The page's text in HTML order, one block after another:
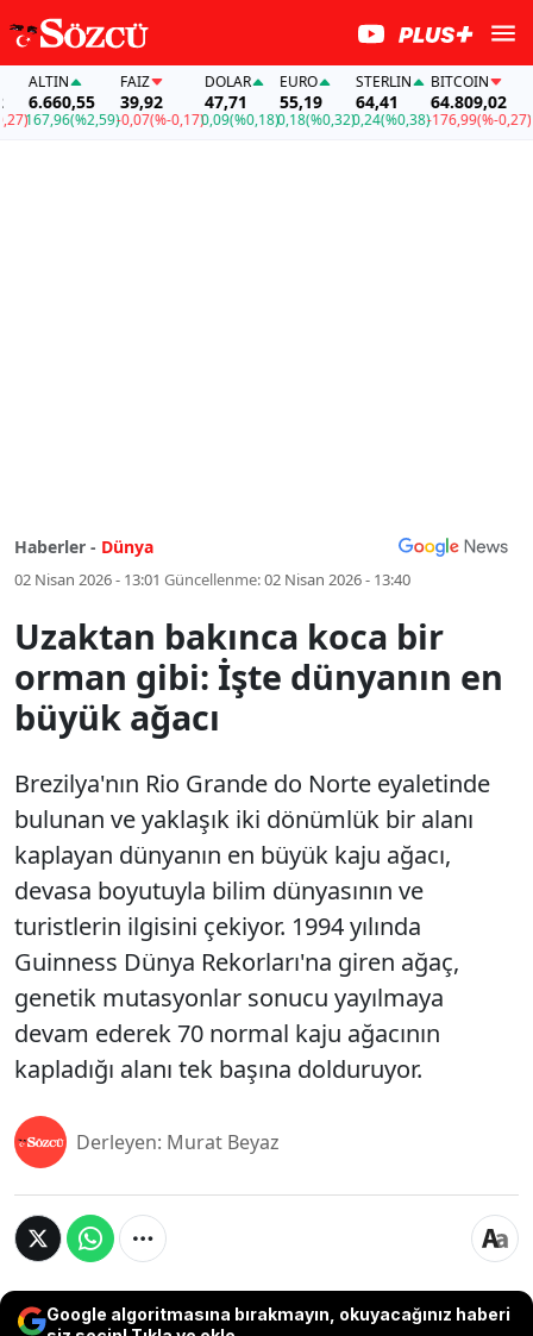
ALTIN
6.660,55
167,96(%2,59)
FAİZ
39,92
-0,07(%-0,17)
DOLAR
47,71
0,09(%0,18)
EURO
55,19
0,18(%0,32)
STERLIN
64,41
0,24(%0,38)
BITCOIN
64.809,02
-176,99(%-0,27)
Haberler - Dünya
02 Nisan 2026 - 13:01 Güncellenme:02 Nisan 2026 - 13:40
Uzaktan bakınca koca bir
orman gibi: İşte dünyanın en
büyük ağacı
Brezilya'nın Rio Grande do Norte eyaletinde
bulunan ve yaklaşık iki dönümlük bir alanı
kaplayan dünyanın en büyük kaju ağacı,
devasa boyutuyla bilim dünyasının ve
turistlerin ilgisini çekiyor. 1994 yılında
Guinness Dünya Rekorları'na giren ağaç,
genetik mutasyonlar sonucu yayılmaya
devam ederek 70 normal kaju ağacının
kapladığı alanı tek başına dolduruyor.
Derleyen: Murat Beyaz
Google algoritmasına bırakmayın, okuyacağınız haberi